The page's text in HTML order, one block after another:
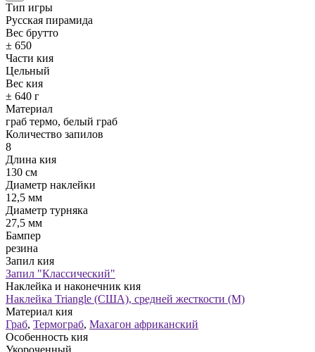
Тип игры
Русская пирамида
Вес брутто
± 650
Части кия
Цельный
Вес кия
± 640 г
Материал
граб термо, белый граб
Количество запилов
8
Длина кия
130 см
Диаметр наклейки
12,5 мм
Диаметр турняка
27,5 мм
Бампер
резина
Запил кия
Запил "Классический"
Наклейка и наконечник кия
Наклейка Triangle (США), средней жесткости (М)
Материал кия
Граб, Термограб, Махагон африканский
Особенность кия
Укороченный